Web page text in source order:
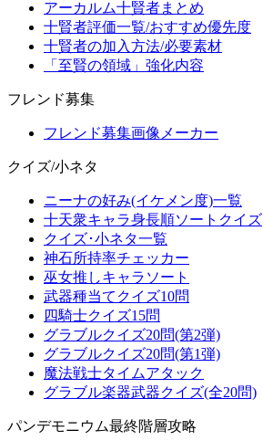
アーカルム十賢者まとめ
十賢者評価一覧/おすすめ優先度
十賢者の加入方法/必要素材
「至賢の領域」強化内容
フレンド募集
フレンド募集画像メーカー
クイズ/小ネタ
ニーナの好み(イケメン度)一覧
十天衆キャラ身長順ソートクイズ
クイズ･小ネタ一覧
神石所持率チェッカー
巫女推しキャラソート
武器種当てクイズ10問
四騎士クイズ15問
グラブルクイズ20問(第2弾)
グラブルクイズ20問(第1弾)
魔法戦士タイムアタック
グラブル楽器武器クイズ(全20問)
パンデモニウム最終階層攻略